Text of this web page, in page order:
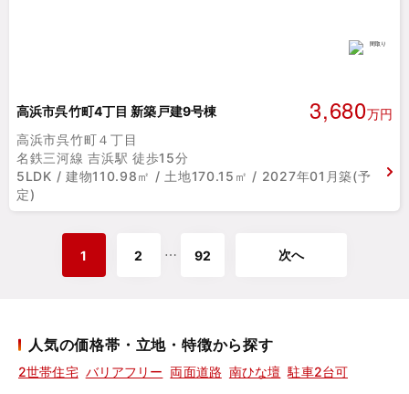
高浜市呉竹町4丁目 新築戸建9号棟 3,680万円
高浜市呉竹町４丁目
名鉄三河線 吉浜駅 徒歩15分
5LDK / 建物110.98㎡ / 土地170.15㎡ / 2027年01月築(予
定)
1 2 ⋯ 92 次へ
人気の価格帯・立地・特徴から探す
2世帯住宅 バリアフリー 両面道路 南ひな壇 駐車2台可